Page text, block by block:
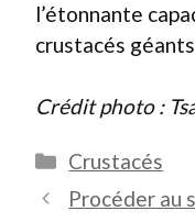
l’étonnante
crustacés
Crédit photo :
Catégories
Crustacés
Procéder au